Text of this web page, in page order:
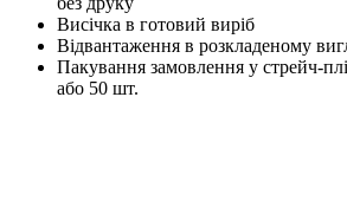
Висічка в готовий виріб
Відвантаження в розкладеному
Пакування замовлення у стрейч-
або 50 шт.